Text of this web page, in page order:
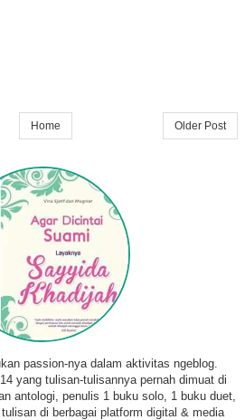
Older Post
Home
passion-nya dalam aktivitas ngeblog.
yang tulisan-tulisannya pernah dimuat di
antologi, penulis 1 buku solo, 1 buku duet,
di berbagai platform digital & media